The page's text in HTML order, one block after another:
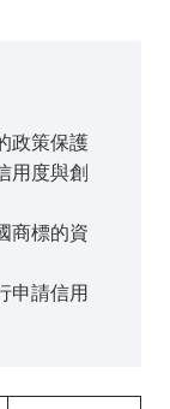
政策保護
用度與創
商標的資
申請信用